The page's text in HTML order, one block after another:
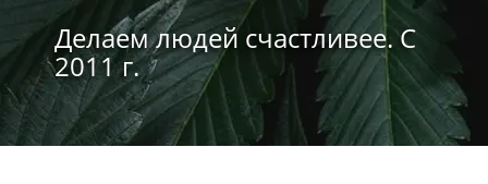
Делаем людей счастливее. С
2011 г.